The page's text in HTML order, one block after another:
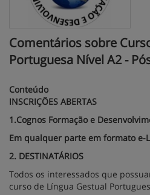
Comentários sobre
Portuguesa Nível A2 -
Conteúdo
INSCRIÇÕES ABERTAS
1.Cognos Formação e
Em qualquer parte em formato e-
2. DESTINATÁRIOS
Todos os interessados que
curso de Língua Gestual